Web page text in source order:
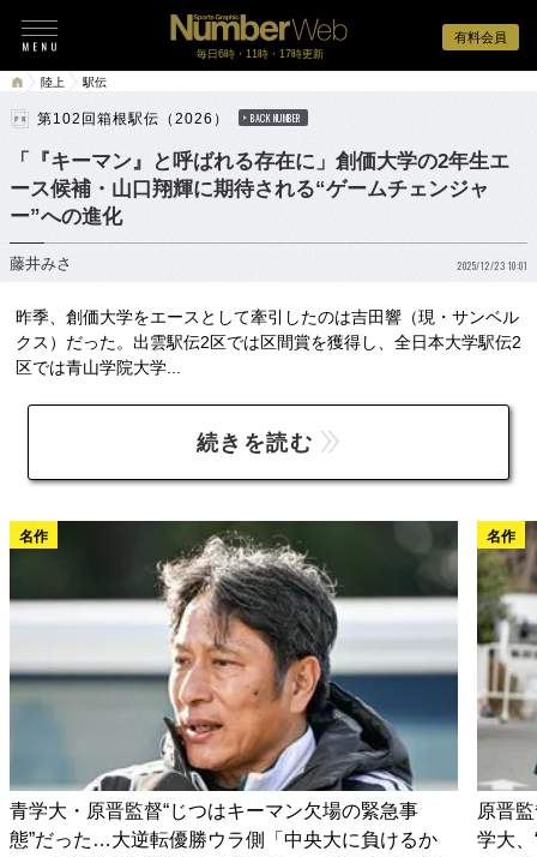
有料会員
毎日6時・11時・17時更新
陸上 駅伝
第102回箱根駅伝（2026） BACK NUMBER
「『キーマン』と呼ばれる存在に」創価大学の2年生エ
ース候補・山口翔輝に期待される“ゲームチェンジャ
ー”への進化
藤井みさ 2025/12/23 10:01
昨季、創価大学をエースとして牽引したのは吉田響（現・サンベル
クス）だった。出雲駅伝2区では区間賞を獲得し、全日本大学駅伝2
区では青山学院大学...
続きを読む
名作
青学大・原晋監督“じつはキーマン欠場の緊急事
態”だった…大逆転優勝ウラ側「中央大に負けるか
名作
原晋
学大